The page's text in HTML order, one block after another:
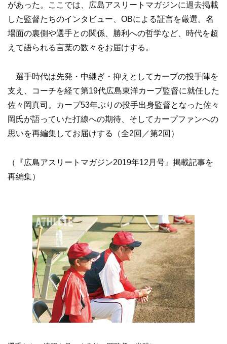
があった。ここでは、広島アスリートマガジンに過去掲載
した監督たちのインタビュー、OBによる証言を厳選。名
場面の裏側や選手との関係、勝利への哲学など、時代を超
えて語られる言葉の数々をお届けする。
選手時代は先発・中継ぎ・抑えとしてカープの投手陣を
支え、コーチを経て第19代広島東洋カープ監督に就任した
佐々岡真司。カープ53年ぶりの投手出身監督となった佐々
岡氏が語っていた打線への期待、そしてカープファンへの
思いを再編集してお届けする（全2回／第2回）
（『広島アスリートマガジン2019年12月号』掲載記事を
再編集）